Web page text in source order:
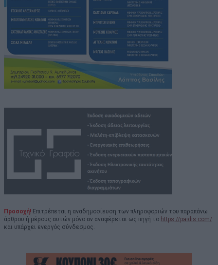
Προσοχή! Επιτρέπεται η αναδημοσίευση των πληροφοριών του παραπάνω
άρθρου ή μέρους αυτών μόνο αν αναφέρεται ως πηγή το https://paidis.com/
και υπάρχει ενεργός σύνδεσμος.